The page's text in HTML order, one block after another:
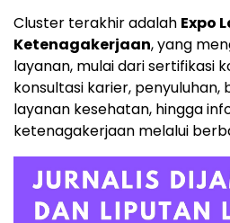
Cluster terakhir adalah Expo
Ketenagakerjaan, yang
layanan, mulai dari sertifikasi
konsultasi karier, penyuluhan,
layanan kesehatan, hingga
ketenagakerjaan melalui